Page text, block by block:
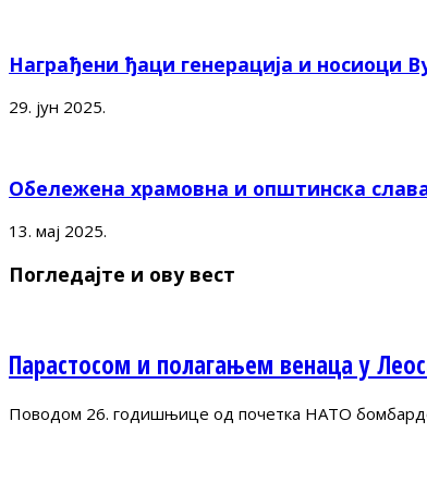
Награђени ђаци генерација и носиоци
29. јун 2025.
Обележена храмовна и општинска
13. мај 2025.
Погледајте и ову вест
Парастосом и полагањем венаца у
Поводом 26. годишњице од почетка НАТО